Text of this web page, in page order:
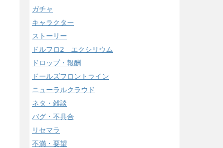
ガチャ
キャラクター
ストーリー
ドルフロ2 エクシリウム
ドロップ・報酬
ドールズフロントライン
ニューラルクラウド
ネタ・雑談
バグ・不具合
リセマラ
不満・要望